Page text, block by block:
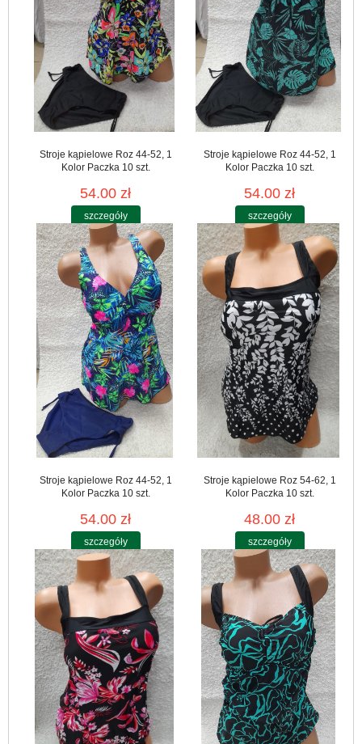
Stroje kąpielowe Roz 44-52, 1
Kolor Paczka 10 szt.
54.00 zł
szczegóły
Stroje kąpielowe Roz 44-52, 1
Kolor Paczka 10 szt.
54.00 zł
szczegóły
Stroje kąpielowe Roz 44-52, 1
Kolor Paczka 10 szt.
54.00 zł
szczegóły
Stroje kąpielowe Roz 54-62, 1
Kolor Paczka 10 szt.
48.00 zł
szczegóły